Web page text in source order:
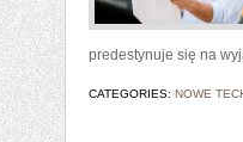
predestynuje się na
CATEGORIES: NOWE